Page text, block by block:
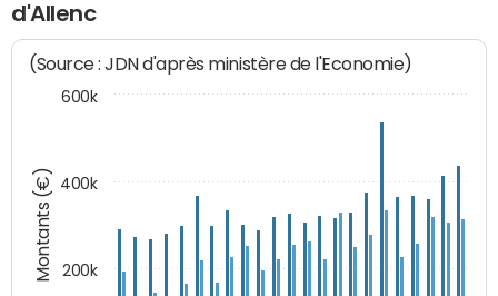
d'Allenc
Montants (€)
(Source : JDN d'après ministère de l'Economie)
200k
400k
600k